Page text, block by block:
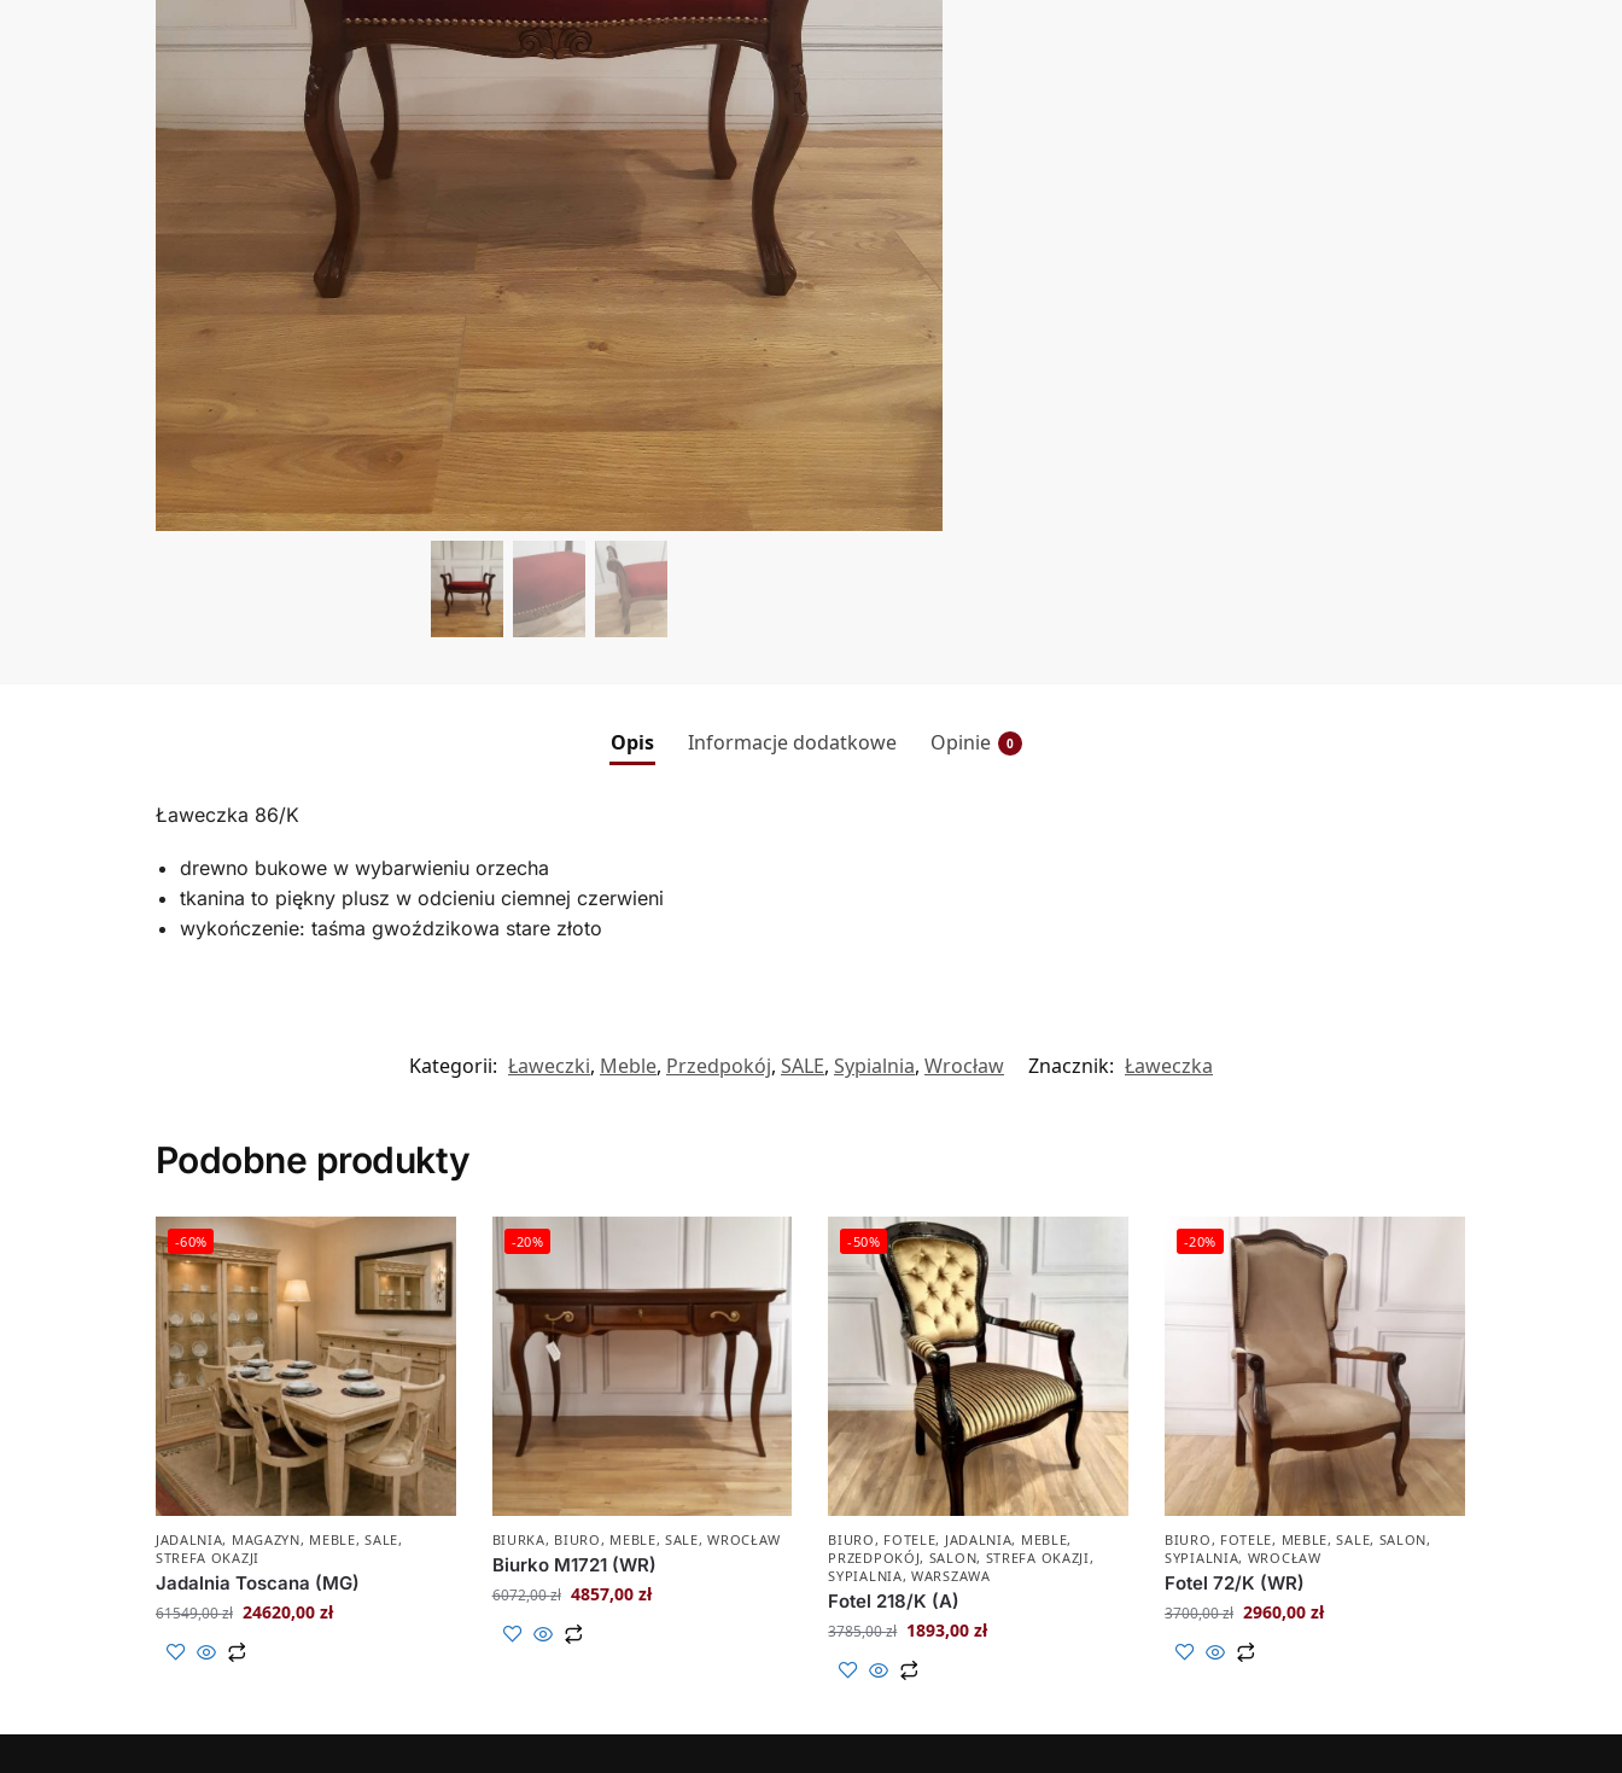
Opis Informacje dodatkowe Opinie 0
Ławeczka 86/K
drewno bukowe w wybarwieniu orzecha
tkanina to piękny plusz w odcieniu ciemnej czerwieni
wykończenie: taśma gwoździkowa stare złoto
Kategorii: Ławeczki, Meble, Przedpokój, SALE, Sypialnia, Wrocław Znacznik: Ławeczka
Podobne produkty
-60%
JADALNIA, MAGAZYN, MEBLE,SALE,
STREFA OKAZJI
Jadalnia Toscana (MG)
61549,00zł 24620,00 zł
-20%
BIURKA, BIURO, MEBLE,SALE,WROCŁAW
Biurko M1721 (WR)
6072,00zł 4857,00 zł
-50%
BIURO, FOTELE, JADALNIA, MEBLE,
PRZEDPOKÓJ, SALON, STREFA OKAZJI,
SYPIALNIA,WARSZAWA
Fotel 218/K (A)
3785,00zł 1893,00zł
-20%
BIURO, FOTELE, MEBLE,SALE, SALON,
SYPIALNIA, WROCŁAW
Fotel 72/K (WR)
3700,00zł 2960,00zł